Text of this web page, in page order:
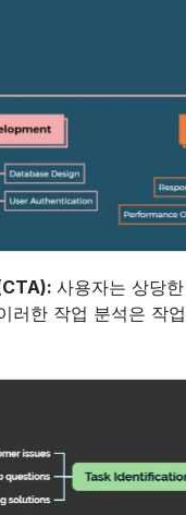
사용자는 상당
러한 작업 분석은 작